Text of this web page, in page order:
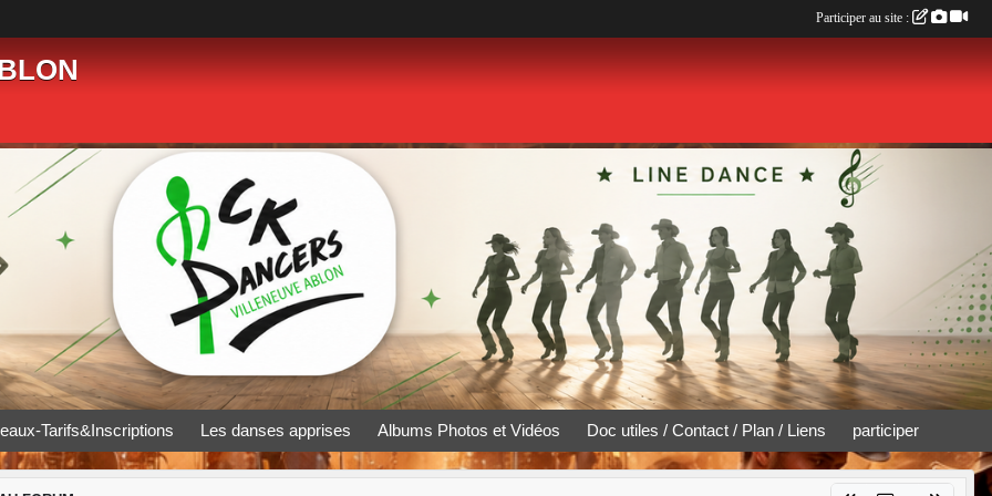
Tarifs&Inscriptions Les danses apprises Albums Photos et Vidéos Doc utiles / Contact / Plan / Liens participer
Participer au site :